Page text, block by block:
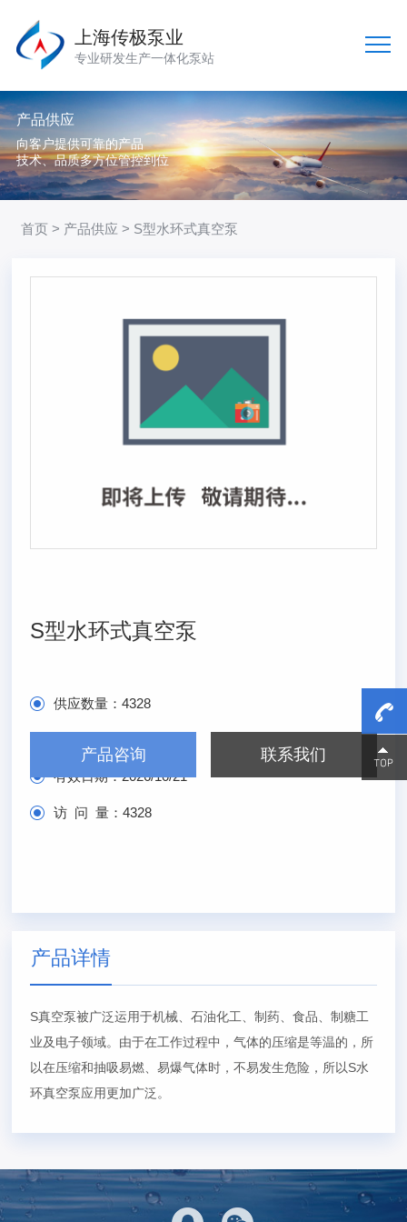
上海传极泵业
专业研发生产一体化泵站
产品供应
向客户提供可靠的产品
技术、品质多方位管控到位
首页 > 产品供应 > S型水环式真空泵
S型水环式真空泵
供应数量：4328
有效日期：2026/10/21
访 问 量：4328
产品咨询 联系我们
产品详情
S真空泵被广泛运用于机械、石油化工、制药、食品、制糖工
业及电子领域。由于在工作过程中，气体的压缩是等温的，所
以在压缩和抽吸易燃、易爆气体时，不易发生危险，所以S水
环真空泵应用更加广泛。